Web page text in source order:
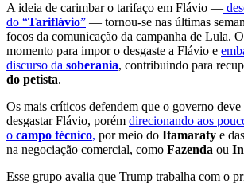
A ideia de carimbar o tarifaço em Flávio —
do “Tariflávio” — tornou-se nas últimas
focos da comunicação da campanha de Lula.
momento para impor o desgaste a Flávio e
discurso da soberania, contribuindo para
do petista.
Os mais críticos defendem que o governo
desgastar Flávio, porém direcionando aos
o campo técnico, por meio do Itamaraty e
na negociação comercial, como Fazenda ou
Esse grupo avalia que Trump trabalha com o